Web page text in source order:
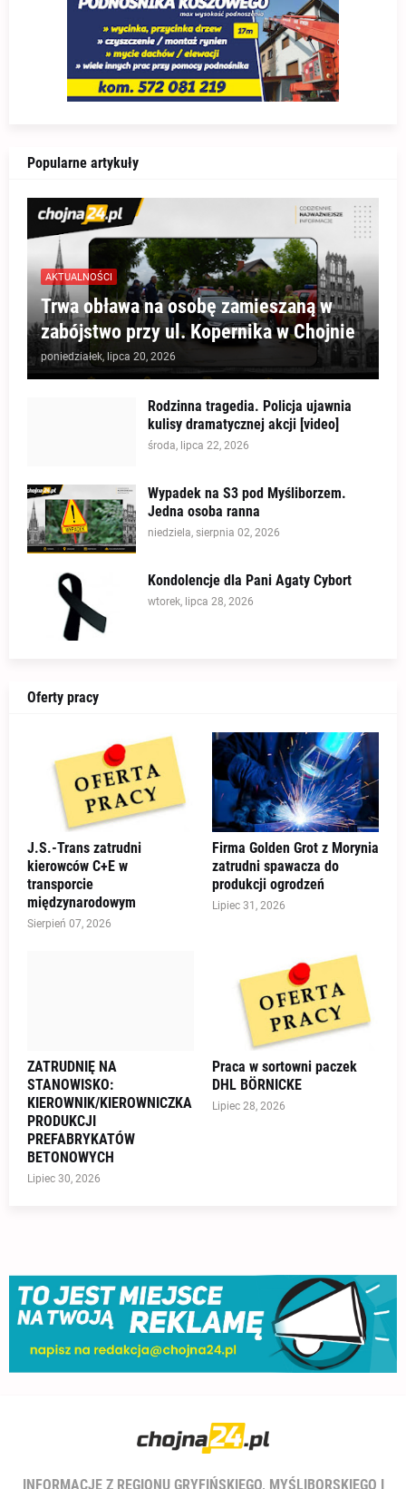
Popularne artykuły
AKTUALNOŚCI
Trwa obława na osobę zamieszaną w
zabójstwo przy ul. Kopernika w Chojnie
poniedziałek, lipca 20, 2026
Rodzinna tragedia. Policja ujawnia
kulisy dramatycznej akcji [video]
środa, lipca 22, 2026
Wypadek na S3 pod Myśliborzem.
Jedna osoba ranna
niedziela, sierpnia 02, 2026
Kondolencje dla Pani Agaty Cybort
wtorek, lipca 28, 2026
Oferty pracy
J.S.-Trans zatrudni
kierowców C+E w
transporcie
międzynarodowym
Sierpień 07, 2026
Firma Golden Grot z Morynia
zatrudni spawacza do
produkcji ogrodzeń
Lipiec 31, 2026
ZATRUDNIĘ NA
STANOWISKO:
KIEROWNIK/KIEROWNICZKA
PRODUKCJI
PREFABRYKATÓW
BETONOWYCH
Lipiec 30, 2026
Praca w sortowni paczek
DHL BÖRNICKE
Lipiec 28, 2026
INFORMACJE Z REGIONU GRYFIŃSKIEGO, MYŚLIBORSKIEGO I